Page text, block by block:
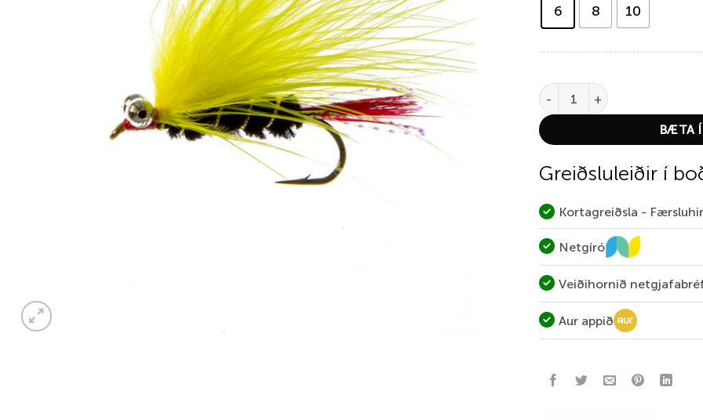
6 8 10
Vaskagóstari Gulur quantity
BÆTA Í
Greiðsluleiðir í
Kortagreiðsla -
Netgíró
Veiðihornið
Aur appið